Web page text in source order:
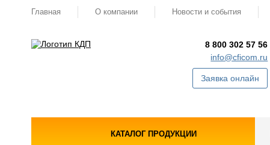
Главная О компании Новости и события
8 800 302 57 56
info@cficom.ru
Заявка онлайн
КАТАЛОГ ПРОДУКЦИИ